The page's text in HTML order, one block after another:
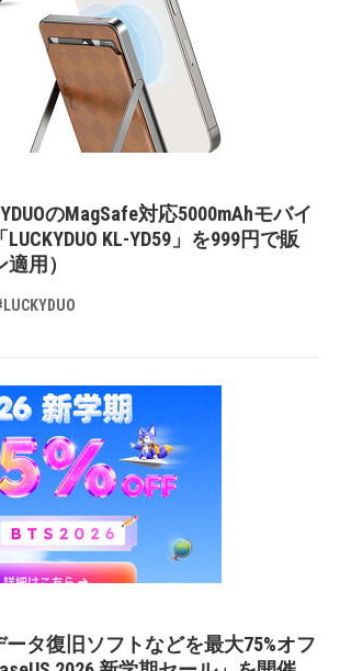
のMagSafe対応5000mAhモバイ
KL-YD59」を999円で販
用）
ータ復旧ソフトなどを最大75%オフ